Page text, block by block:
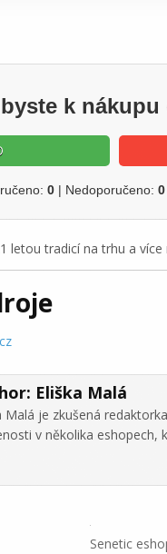
k
0 | Nedoporučeno: 0
letou tradicí na trhu a
Eliška Malá
Malá je zkušená
v několika
Senetic